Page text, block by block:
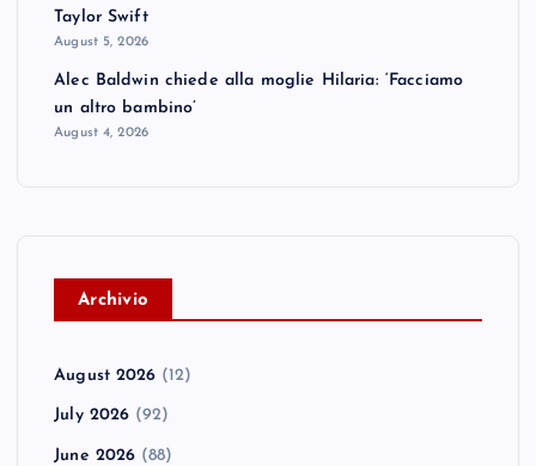
Taylor Swift
August 5, 2026
Alec Baldwin chiede alla moglie Hilaria: ‘Facciamo
un altro bambino’
August 4, 2026
Archivio
August 2026 (12)
July 2026 (92)
June 2026 (88)